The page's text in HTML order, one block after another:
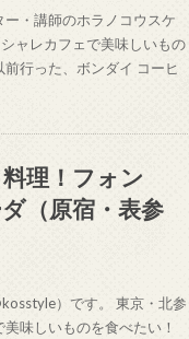
・講師のホラノコウスケ
ャレカフェで美味しいもの
行った、ボンダイ コーヒ
理！フォン
（原宿・表参
）です。 東京・北参
味しいものを食べたい！